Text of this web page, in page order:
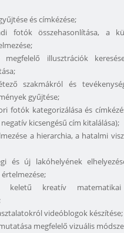
és címkézése;
fotók összehasonlítása, a
illusztrációk
szakmákról és
gyűjtése;
fotók kategorizálása és
kicsengésű cím kitalálása);
a hierarchia, a hatalmi
és új lakóhelyének
kreatív matematikai
videóblogok készítése;
megfelelő vizuális